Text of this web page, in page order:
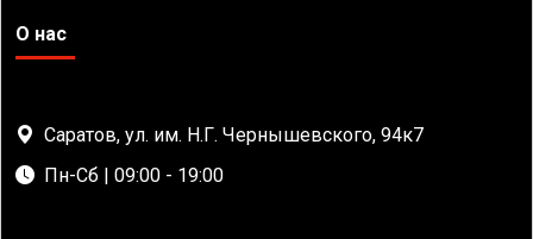
О нас
Саратов, ул. им. Н.Г. Чернышевского, 94к7
Пн-Сб | 09:00 - 19:00